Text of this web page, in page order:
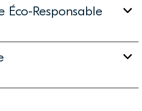
Éco-Responsable